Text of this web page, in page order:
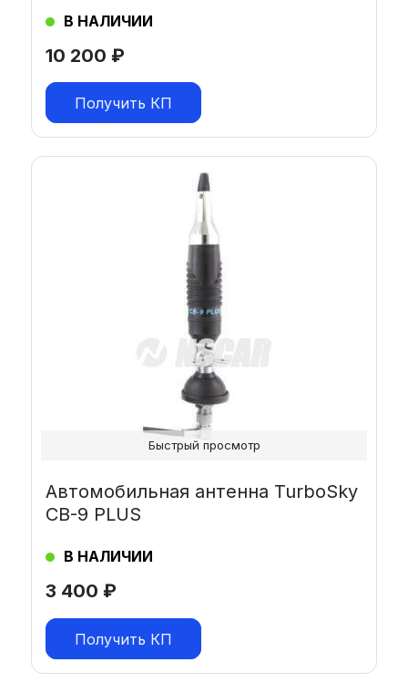
10 200 ₽
В НАЛИЧИИ
Получить КП
3 400 ₽
Автомобильная антенна TurboSky
CB-9 PLUS
В НАЛИЧИИ
Получить КП
Быстрый просмотр